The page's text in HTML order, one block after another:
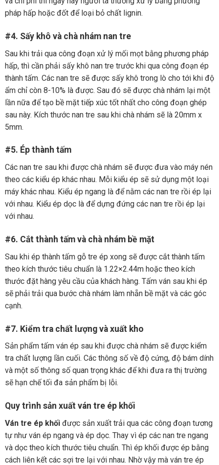
pháp hấp hoặc đốt để loại bỏ chất lignin.
#4. Sấy khô và chà nhám nan tre
Sau khi trải qua công đoạn xử lý mối mọt bằng phương pháp
hấp, thì cần phải sấy khô nan tre trước khi qua công đoạn ép
thành tấm. Các nan tre sẽ được sấy khô trong lò cho tới khi độ
ẩm chỉ còn 8-10% là được. Sau đó sẽ được chà nhám lại một
lần nữa để tạo bề mặt tiếp xúc tốt nhất cho công đoạn ghép
sau này. Kích thước nan tre sau khi chà nhám sẽ là 20mm x
5mm.
#5. Ép thành tấm
Các nan tre sau khi được chà nhám sẽ được đưa vào máy nén
theo các kiểu ép khác nhau. Mỗi kiểu ép sẽ sử dụng một loại
máy khác nhau. Kiểu ép ngang là để nằm các nan tre rồi ép lại
với nhau. Kiểu ép dọc là để dựng đứng các nan tre rồi ép lại
với nhau.
#6. Cắt thành tấm và chà nhám bề mặt
Sau khi ép thành tấm gỗ tre ép xong sẽ được cắt thành tấm
theo kích thước tiêu chuẩn là 1.22×2.44m hoặc theo kích
thước đặt hàng yêu cầu của khách hàng. Tấm ván sau khi ép
sẽ phải trải qua bước chà nhám làm nhẵn bề mặt và các góc
cạnh.
#7. Kiểm tra chất lượng và xuất kho
Sản phẩm tấm ván ép sau khi được chà nhám sẽ được kiểm
tra chất lượng lần cuối. Các thông số về độ cứng, độ bám dính
và một số thông số quan trọng khác để khi đưa ra thị trường
sẽ hạn chế tối đa sản phẩm bị lỗi.
Quy trình sản xuất ván tre ép khối
Ván tre ép khối được sản xuất trải qua các công đoạn tương
tự như ván ép ngang và ép dọc. Thay vì ép các nan tre ngang
và dọc theo kích thước tiêu chuẩn. Thì ép khối được ép bằng
cách liên kết các sợi tre lại với nhau. Nhờ vậy mà ván tre ép